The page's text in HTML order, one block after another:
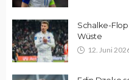
Schalke-Flop
Wüste
12. Juni